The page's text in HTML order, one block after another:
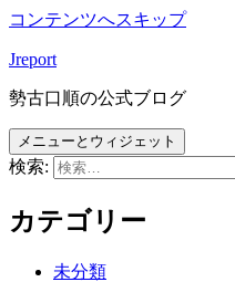
コンテンツへスキップ
Jreport
勢古口順の公式ブログ
メニューとウィジェット
検索:
カテゴリー
未分類